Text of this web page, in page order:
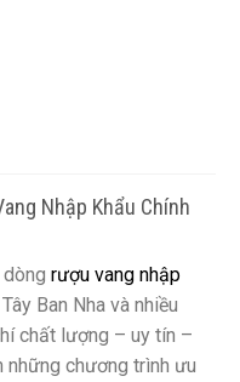
Nhập Khẩu Chính
rượu vang nhập
Ban Nha và nhiều
chất lượng – uy tín –
những chương trình ưu